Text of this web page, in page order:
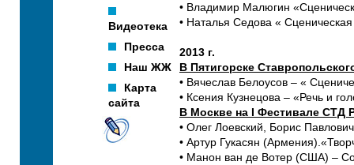
Видеотека
Пресса
Наш ЖЖ
Карта
сайта
• Владимир Малюгин
• Наталья Седова «
2013 г.
В Пятигорске
• Вячеслав Белоусов – «
• Ксения Кузнецова – «Речь и
В Москве на I Фестивале СТД
• Олег Лоевский, Борис
• Артур Гукасян
• Манон ван де Вотер (США) –